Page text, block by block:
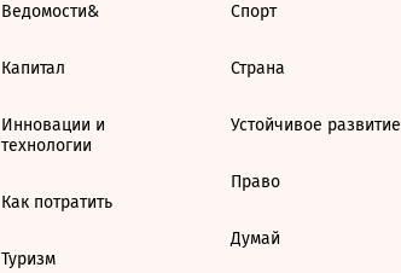
Ведомости&
Капитал
Инновации и
технологии
Как потратить
Туризм
Спорт
Страна
Устойчивое развитие
Право
Думай